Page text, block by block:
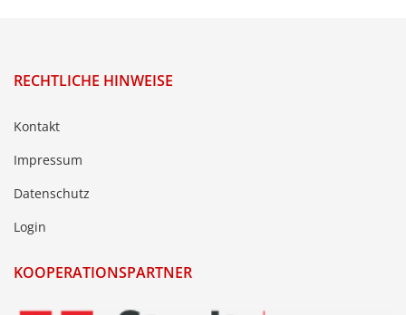
RECHTLICHE HINWEISE
Kontakt
Impressum
Datenschutz
Login
KOOPERATIONSPARTNER